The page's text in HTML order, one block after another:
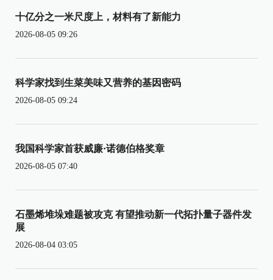
十亿分之一米尺度上，材料有了新能力
2026-08-05 09:26
科学家找到生菜美味又营养的基因密码
2026-08-05 09:24
我国科学家首获威廉·诺德伯格奖章
2026-08-05 07:40
石墨烯堆垛难题被攻克 有望推动新一代拓扑量子器件发
展
2026-08-04 03:05